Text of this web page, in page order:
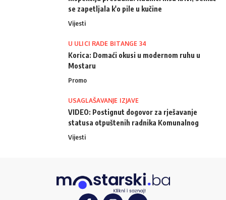
se zapetljala k'o pile u kučine
Vijesti
U ULICI RADE BITANGE 34
Korica: Domaći okusi u modernom ruhu u
Mostaru
Promo
USAGLAŠAVANJE IZJAVE
VIDEO: Postignut dogovor za rješavanje
statusa otpuštenih radnika Komunalnog
Vijesti